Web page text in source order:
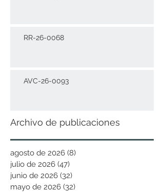
RR-26-0068
AVC-26-0093
Archivo de publicaciones
agosto de 2026 (8)
julio de 2026 (47)
junio de 2026 (32)
mayo de 2026 (32)